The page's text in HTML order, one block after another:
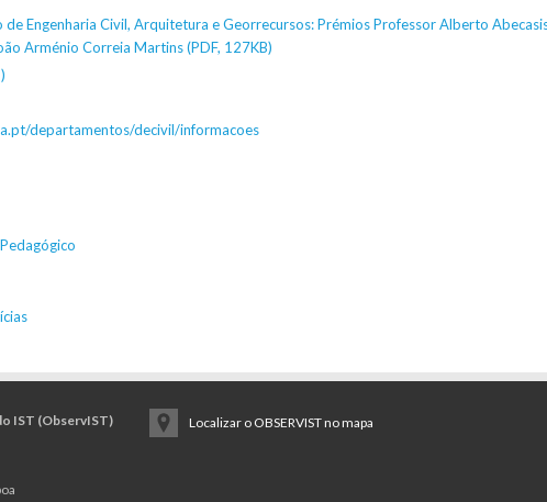
Engenharia Civil, Arquitetura e Georrecursos: Prémios Professor Alberto
Arménio Correia Martins (PDF, 127KB)
departamentos/decivil/informacoes
IST (ObservIST)
Localizar o OBSERVIST no mapa